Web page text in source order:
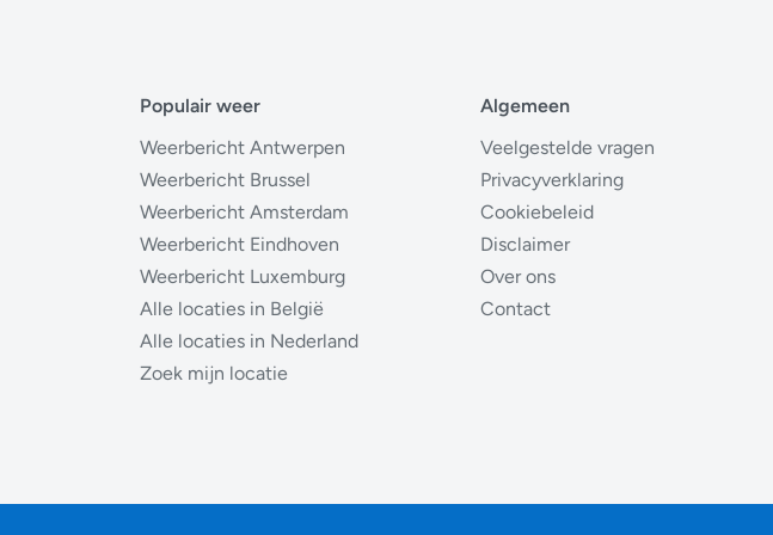
Populair weer
Weerbericht Antwerpen
Weerbericht Brussel
Weerbericht Amsterdam
Weerbericht Eindhoven
Weerbericht Luxemburg
Alle locaties in België
Alle locaties in Nederland
Zoek mijn locatie
Algemeen
Veelgestelde vragen
Privacyverklaring
Cookiebeleid
Disclaimer
Over ons
Contact